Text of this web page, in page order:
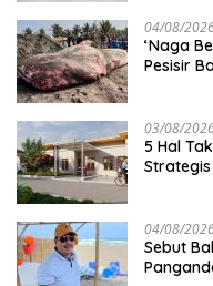
04/08/
‘Naga
Pesisir
03/08/
5 Hal
04/08/
Sebut